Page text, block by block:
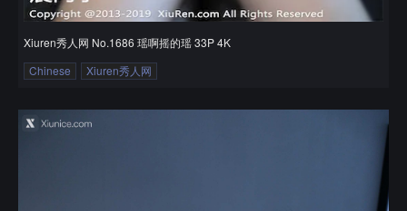
Xiuren秀人网 No.1686 瑶啊摇的瑶 33P 4K
Chinese
Xiuren秀人网